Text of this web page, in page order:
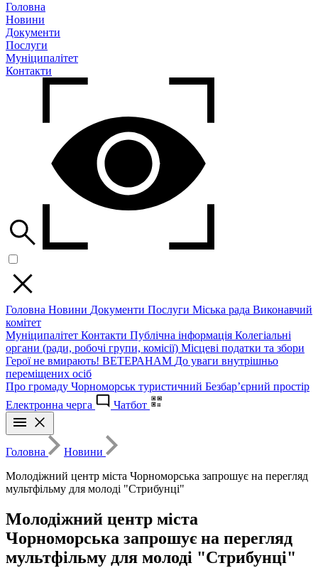
Головна
Новини
Документи
Послуги
Муніципалітет
Контакти
Головна Новини Документи Послуги Міська рада Виконавчий
комітет
Муніципалітет Контакти Публічна інформація Колегіальні
органи (ради, робочі групи, комісії) Місцеві податки та збори
Герої не вмирають! ВЕТЕРАНАМ До уваги внутрішньо
переміщених осіб
Про громаду Чорноморськ туристичний Безбар’єрний простір
Електронна черга
Чатбот
Головна
Новини
Молодіжний центр міста Чорноморська запрошує на перегляд
мультфільму для молоді "Стрибунці"
Молодіжний центр міста
Чорноморська запрошує на перегляд
мультфільму для молоді "Стрибунці"